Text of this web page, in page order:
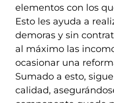
elementos con los
Esto les ayuda a
demoras y sin
al máximo las
ocasionar una
Sumado a esto,
calidad,